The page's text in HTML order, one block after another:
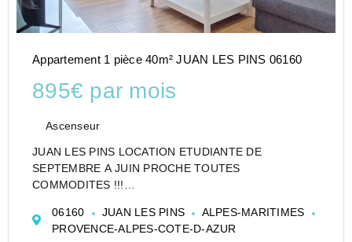
Appartement 1 pièce 40m² JUAN LES PINS 06160
895€ par mois
Ascenseur
JUAN LES PINS LOCATION ETUDIANTE DE
SEPTEMBRE A JUIN PROCHE TOUTES
COMMODITES !!!
exposé sud, offrant un cadre de vie agréable à
proximité immédiate de toutes commodités.
06160 JUAN LES PINS
ALPES-MARITIMES
PROVENCE-ALPES-COTE-D-AZUR